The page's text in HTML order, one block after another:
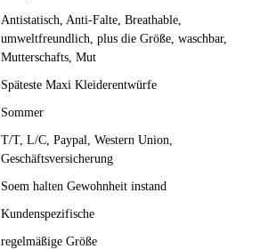
Antistatisch, Anti-Falte, Breathable,
umweltfreundlich, plus die Größe, waschbar,
Mutterschafts, Mut
Späteste Maxi Kleiderentwürfe
Sommer
T/T, L/C, Paypal, Western Union,
Geschäftsversicherung
Soem halten Gewohnheit instand
Kundenspezifische
regelmäßige Größe